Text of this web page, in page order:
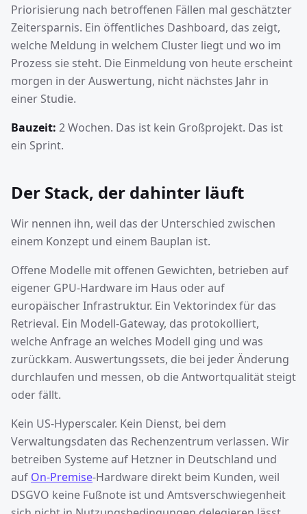
Priorisierung nach betroffenen Fällen mal geschätzter
Zeitersparnis. Ein öffentliches Dashboard, das zeigt,
welche Meldung in welchem Cluster liegt und wo im
Prozess sie steht. Die Einmeldung von heute erscheint
morgen in der Auswertung, nicht nächstes Jahr in
einer Studie.
Bauzeit: 2 Wochen. Das ist kein Großprojekt. Das ist
ein Sprint.
Der Stack, der dahinter läuft
Wir nennen ihn, weil das der Unterschied zwischen
einem Konzept und einem Bauplan ist.
Offene Modelle mit offenen Gewichten, betrieben auf
eigener GPU-Hardware im Haus oder auf
europäischer Infrastruktur. Ein Vektorindex für das
Retrieval. Ein Modell-Gateway, das protokolliert,
welche Anfrage an welches Modell ging und was
zurückkam. Auswertungssets, die bei jeder Änderung
durchlaufen und messen, ob die Antwortqualität steigt
oder fällt.
Kein US-Hyperscaler. Kein Dienst, bei dem
Verwaltungsdaten das Rechenzentrum verlassen. Wir
betreiben Systeme auf Hetzner in Deutschland und
auf On-Premise-Hardware direkt beim Kunden, weil
DSGVO keine Fußnote ist und Amtsverschwiegenheit